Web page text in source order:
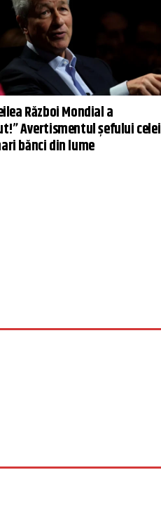
Război Mondial a
Avertismentul șefului celei
bănci din lume